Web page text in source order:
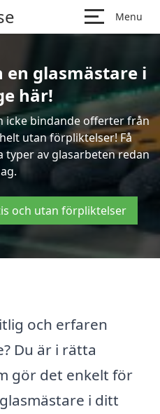
Menu
en glasmästare i
här!
icke bindande offerter från
utan förpliktelser! Få
typer av glasarbeten redan
och utan förpliktelser
och erfaren
Du är i rätta
gör det enkelt för
i ditt